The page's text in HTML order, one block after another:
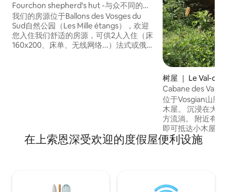
Fourchon shepherd's hut -与众不同的住
宿
我们的房源位于Ballons des Vosges du
Sud自然公园（Les Mille étangs），欢迎
您入住我们舒适的房源，可供2人入住（床
160x200、床单、无线网络...）法式或俄式
树屋 ｜ Le Val-
Cabane des
位于Vosgian山脉
木屋。 沉浸在大
方流淌。 附近有许多步行道和瀑布，步行
即可抵达小木屋。
Remiremont和Val
商店（电影院、
在上索恩深受欢迎的度假屋便利设施